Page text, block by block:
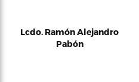
Lcdo. Ramón Alejandro
Pabón